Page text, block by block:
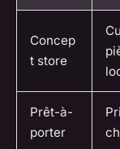
Concep
t store
Prêt-à-
porter